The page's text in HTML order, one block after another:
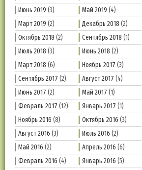
Июнь 2019 (3) Май 2019 (4)
Март 2019 (2) Декабрь 2018 (2)
Октябрь 2018 (2) Сентябрь 2018 (1)
Июль 2018 (3) Июнь 2018 (2)
Март 2018 (6) Ноябрь 2017 (3)
Сентябрь 2017 (2) Август 2017 (4)
Июнь 2017 (2) Май 2017 (1)
Февраль 2017 (12) Январь 2017 (1)
Ноябрь 2016 (8) Октябрь 2016 (3)
Август 2016 (3) Июль 2016 (2)
Май 2016 (2) Апрель 2016 (6)
Февраль 2016 (4) Январь 2016 (5)